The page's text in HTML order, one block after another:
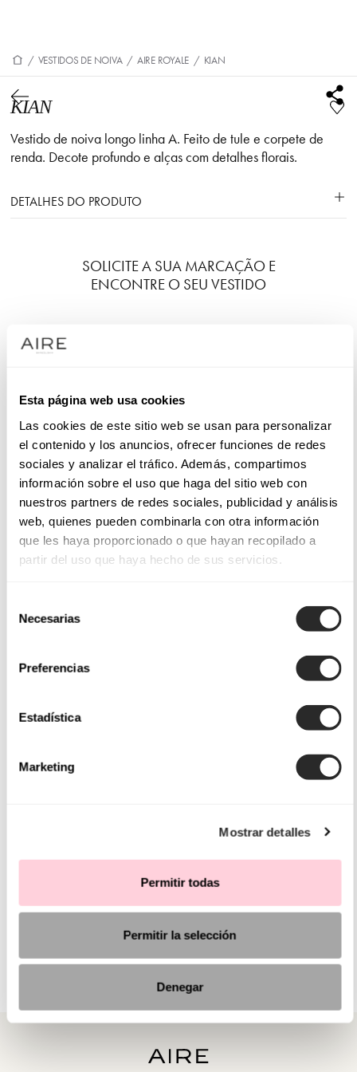
Esta página web usa cookies
Las cookies de este sitio web se usan para personalizar
el contenido y los anuncios, ofrecer funciones de redes
sociales y analizar el tráfico. Además, compartimos
información sobre el uso que haga del sitio web con
nuestros partners de redes sociales, publicidad y análisis
web, quienes pueden combinarla con otra información
que les haya proporcionado o que hayan recopilado a
partir del uso que haya hecho de sus servicios.
Necesarias
Preferencias
Estadística
Marketing
Mostrar detalles
Permitir todas
Permitir la selección
Denegar
/ VESTIDOS DE NOIVA / AIRE ROYALE / KIAN
KIAN
Vestido de noiva longo linha A. Feito de tule e corpete de
renda. Decote profundo e alças com detalhes florais.
DETALHES DO PRODUTO
SOLICITE A SUA MARCAÇÃO E
ENCONTRE O SEU VESTIDO